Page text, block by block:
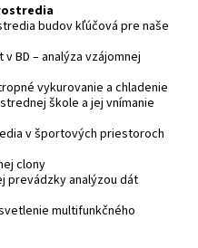
budov kľúčová pre naše
BD – analýza vzájomnej
vykurovanie a chladenie
škole a jej vnímanie
v športových priestoroch
clony
prevádzky analýzou dát
multifunkčného